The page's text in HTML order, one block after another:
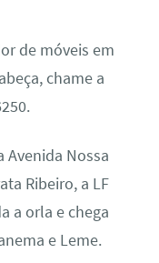
de móveis em
chame a
Nossa
Ribeiro, a LF
a orla e chega
e Leme.